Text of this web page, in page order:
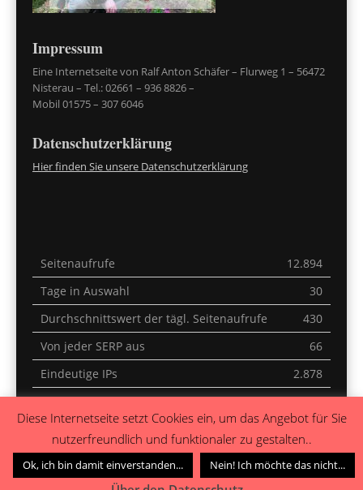
Impressum
Eine Internetseite von Ralf Anton Schäfer – Flurweg 1 – 56472
Nisterau – Tel.: 02661 – 936 8826 –
Mobil 01575 – 307 6046
Datenschutzerklärung
Hier finden Sie unsere Datenschutzerklärung
Seitenaufrufe
12.894
Tage in Auswahl
30
Durchschnittswert der tägl. Seitenaufrufe
430
Von jeder SERP aus
66
Eindeutige IPs
2.878
Letzte 30 Minuten
1
Gestern
0
Diese Internetseite setzt Cookies ein, um das Angebot für Sie
nutzerfreundlich und funktionaler zu gestalten..
Ok, ich bin damit einverstanden... Nein! Ich möchte das nicht...